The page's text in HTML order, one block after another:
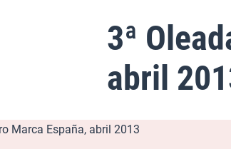
3ª
abril